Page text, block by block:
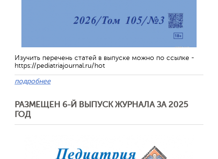
Изучить перечень статей в выпуске можно по ссылке -
https://pediatriajournal.ru/hot
подробнее
РАЗМЕЩЕН 6-Й ВЫПУСК ЖУРНАЛА ЗА 2025
ГОД